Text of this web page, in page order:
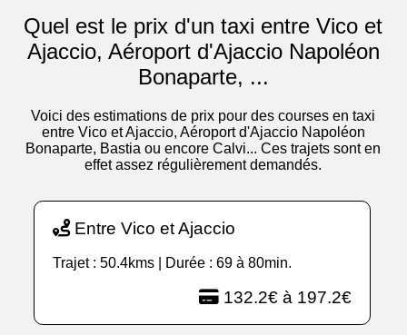
Quel est le prix d'un taxi entre Vico et
Ajaccio, Aéroport d'Ajaccio Napoléon
Bonaparte, ...
Voici des estimations de prix pour des courses en taxi
entre Vico et Ajaccio, Aéroport d'Ajaccio Napoléon
Bonaparte, Bastia ou encore Calvi... Ces trajets sont en
effet assez régulièrement demandés.
Entre Vico et Ajaccio
Trajet : 50.4kms | Durée : 69 à 80min.
132.2€ à 197.2€